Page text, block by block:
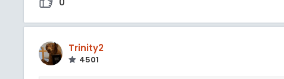
Trinity2
4501